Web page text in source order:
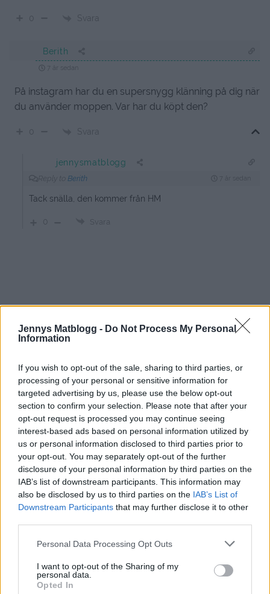
Jennys Matblogg - Do Not Process My Personal
Information
If you wish to opt-out of the sale, sharing to third parties, or
processing of your personal or sensitive information for
targeted advertising by us, please use the below opt-out
section to confirm your selection. Please note that after your
opt-out request is processed you may continue seeing
interest-based ads based on personal information utilized by
us or personal information disclosed to third parties prior to
your opt-out. You may separately opt-out of the further
disclosure of your personal information by third parties on the
IAB’s list of downstream participants. This information may
also be disclosed by us to third parties on the IAB’s List of
Downstream Participants that may further disclose it to other
Personal Data Processing Opt Outs
I want to opt-out of the Sharing of my
personal data.
Opted In
0 Svara
Berith
På instagram har du en supersnygg klänning på dig när
du använder moppen. Var har du köpt den?
0 Svara
jennysmatblogg
Berith
Tack snälla, den kommer från HM
0 Svara
BONA FÖR RENARE
GOLV
I REKLAMSAMARBETE MED BONA
Välkommen härliga Söndag,
Nu är det bara några ynka dagar kvar till
skolavslutningarna, iallafall både för Melvins & Nomis
del. Nu ser vi fram emot ett härligt sommarlov
tillsammans. Thelma går ut tvåan, så vi har ett år kvar att
planera hennes blivande student. Så mycket
har jag fixat här hemma i trädgården, jag har klippt gräs,
rensat stengångar och påbörjat ommålning av plank &